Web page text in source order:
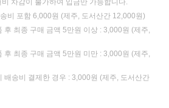
차감이 불가하여 입금만 가능합니다.
비 포함 6,000원 (제주, 도서산간 12,000원)
후 최종 구매 금액 5만원 이상 : 3,000원 (제주,
후 최종 구매 금액 5만원 미만 : 3,000원 (제주,
배송비 결제한 경우 : 3,000원 (제주, 도서산간